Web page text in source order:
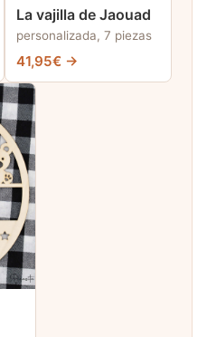
La vajilla de Jaouad
personalizada, 7 piezas
41,95€ →